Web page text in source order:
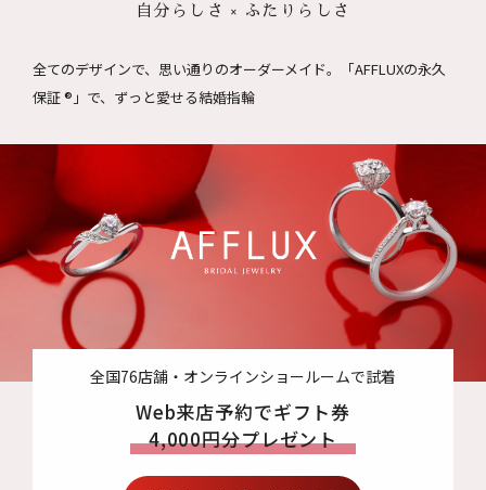
自分らしさ × ふたりらしさ
全てのデザインで、思い通りのオーダーメイド。
「AFFLUXの永久
保証 ®」で、ずっと愛せる結婚指輪
全国76店舗・オンラインショールームで試着
Web来店予約でギフト券
4,000円分プレゼント